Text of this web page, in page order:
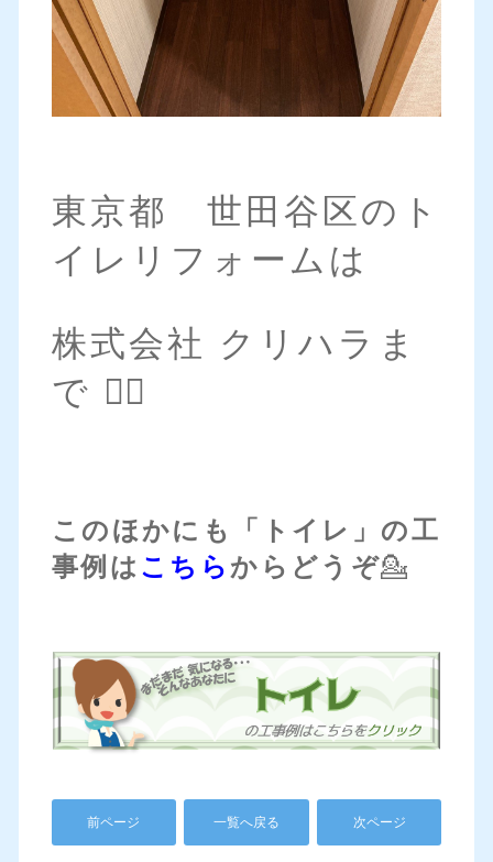
東京都 世田谷区のト
イレリフォームは
株式会社 クリハラま
で 💁‍♀️
このほかにも「トイレ」の工
事例は こちら からどうぞ💁
前ページ 一覧へ戻る 次ページ